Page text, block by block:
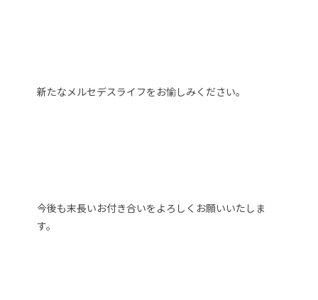
新たなメルセデスライフをお愉しみください。
今後も末長いお付き合いをよろしくお願いいたしま
す。